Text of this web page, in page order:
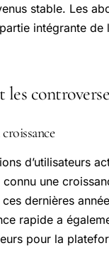
stable. Les
intégrante de
les
d’utilisateurs
une
dernières
rapide a
pour la